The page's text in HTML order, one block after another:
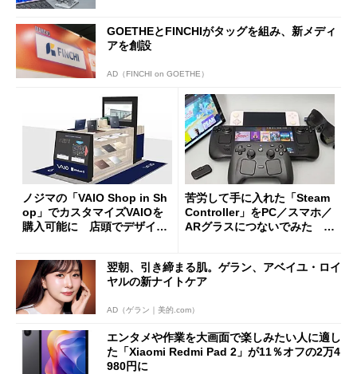
GOETHEとFINCHIがタッグを組み、新メディ
アを創設
AD（FINCHI on GOETHE）
ノジマの「VAIO Shop in Sh
op」でカスタマイズVAIOを
購入可能に 店頭でデザイン
苦労して手に入れた「Steam
Controller」をPC／スマホ／
ARグラスにつないでみた ゲ
翌朝、引き締まる肌。ゲラン、アベイユ・ロイ
ヤルの新ナイトケア
AD（ゲラン｜美的.com）
エンタメや作業を大画面で楽しみたい人に適し
た「Xiaomi Redmi Pad 2」が11％オフの2万4
980円に